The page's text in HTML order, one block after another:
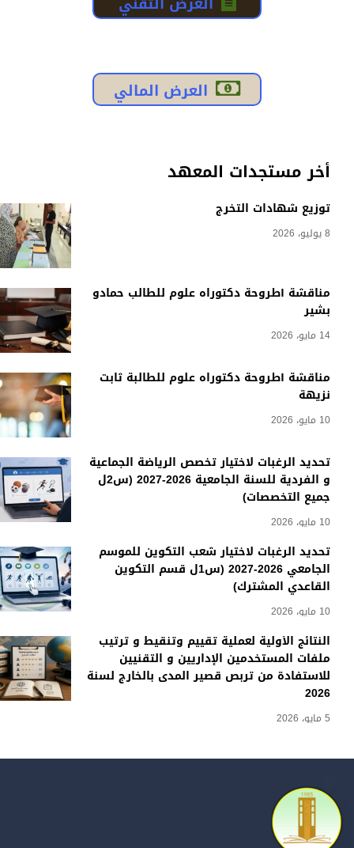
أخر مستجدات المعهد
توزيع شهادات التخرج
8 يوليو، 2026
مناقشة أطروحة دكتوراه علوم للطالب حمادو
بشير
14 مايو، 2026
مناقشة أطروحة دكتوراه علوم للطالبة ثابت
نزيهة
10 مايو، 2026
تحديد الرغبات لاختيار تخصص الرياضة الجماعية
و الفردية للسنة الجامعية 2026-2027 (س2ل
جميع التخصصات)
10 مايو، 2026
تحديد الرغبات لاختيار شعب التكوين للموسم
الجامعي 2026-2027 (س1ل قسم التكوين
القاعدي المشترك)
10 مايو، 2026
النتائج الأولية لعملية تقييم وتنقيط و ترتيب
ملفات المستخدمين الإداريين و التقنيين
للاستفادة من تربص قصير المدى بالخارج لسنة
2026
5 مايو، 2026
العرض المالي